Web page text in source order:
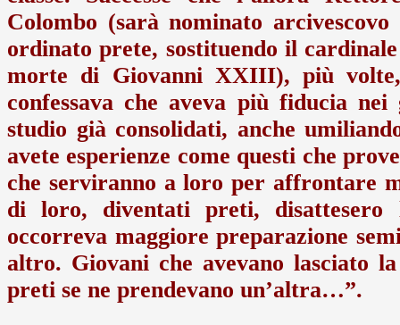
Colombo (sarà nominato
ordinato prete, sostituendo il
morte di Giovanni XXIII), più
confessava che aveva più fiducia
studio già consolidati, anche
avete esperienze come questi che
che serviranno a loro per affrontare
di loro, diventati preti, disattesero
occorreva maggiore preparazione
altro. Giovani che avevano lasciato
preti se ne prendevano un’altra…”.